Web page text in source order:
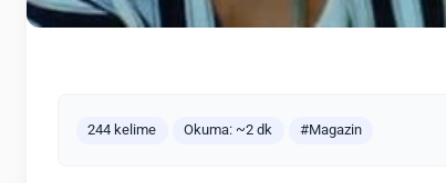
244 kelime Okuma: ~2 dk #Magazin